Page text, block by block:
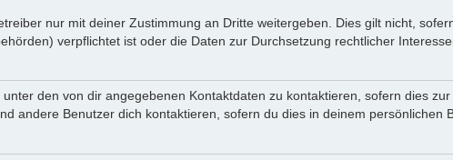
nur mit deiner Zustimmung an Dritte weitergeben. Dies gilt nicht,
verpflichtet ist oder die Daten zur Durchsetzung rechtlicher
den von dir angegebenen Kontaktdaten zu kontaktieren, sofern dies
andere Benutzer dich kontaktieren, sofern du dies in deinem persönlichen